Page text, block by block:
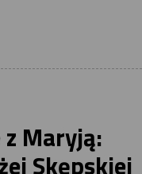
Maryją:
Skępskiej